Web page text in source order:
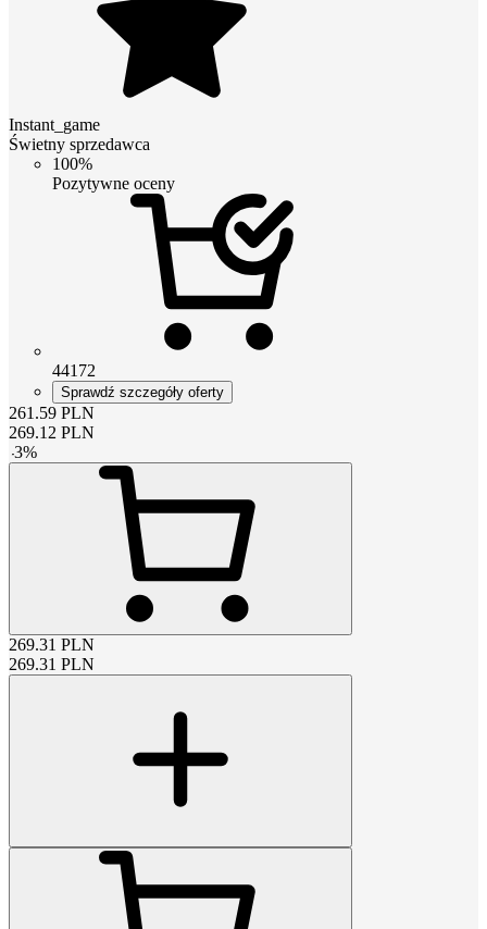
Instant_game
Świetny sprzedawca
100%
Pozytywne oceny
44172
Sprawdź szczegóły oferty
261.59 PLN
269.12 PLN
-3%
269.31 PLN
269.31 PLN